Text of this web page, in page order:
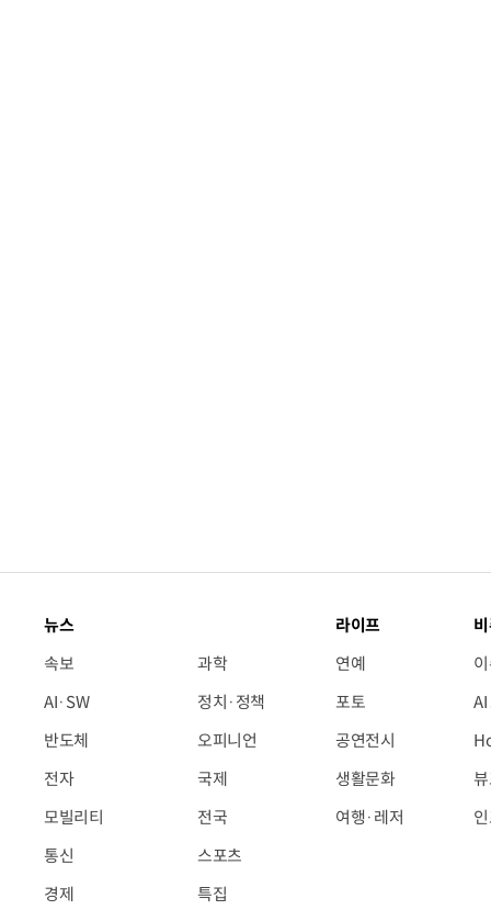
뉴스
속보
AI·SW
반도체
전자
모빌리티
통신
경제
과학
정치·정책
오피니언
국제
전국
스포츠
특집
라이프
연예
포토
공연전시
생활문화
여행·레저